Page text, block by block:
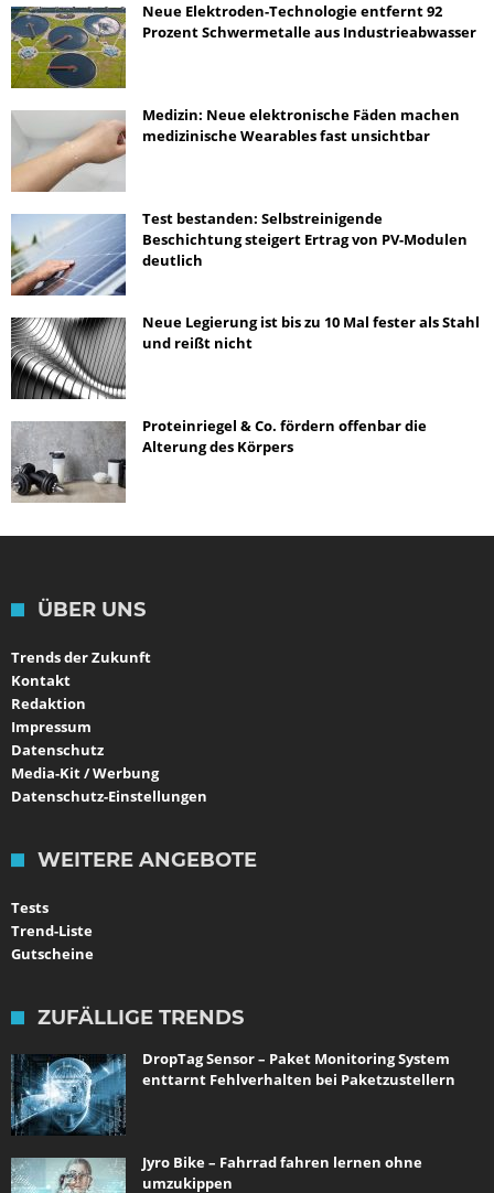
Neue Elektroden-Technologie entfernt 92
Prozent Schwermetalle aus Industrieabwasser
Medizin: Neue elektronische Fäden machen
medizinische Wearables fast unsichtbar
Test bestanden: Selbstreinigende
Beschichtung steigert Ertrag von PV-Modulen
deutlich
Neue Legierung ist bis zu 10 Mal fester als Stahl
und reißt nicht
Proteinriegel & Co. fördern offenbar die
Alterung des Körpers
ÜBER UNS
Trends der Zukunft
Kontakt
Redaktion
Impressum
Datenschutz
Media-Kit / Werbung
Datenschutz-Einstellungen
WEITERE ANGEBOTE
Tests
Trend-Liste
Gutscheine
ZUFÄLLIGE TRENDS
DropTag Sensor – Paket Monitoring System
enttarnt Fehlverhalten bei Paketzustellern
Jyro Bike – Fahrrad fahren lernen ohne
umzukippen